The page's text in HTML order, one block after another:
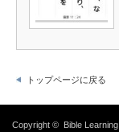
トップページに戻る
Copyright © Bible Learning